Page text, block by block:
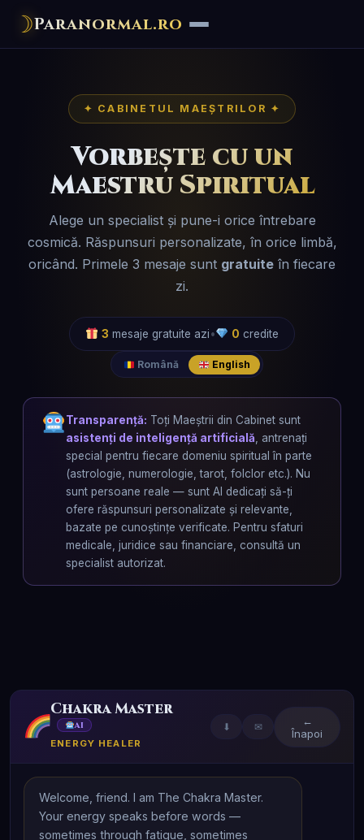
☽Paranormal.ro
✦ CABINETUL MAEȘTRILOR ✦
Vorbește cu un
Maestru Spiritual
Alege un specialist și pune-i orice întrebare
cosmică. Răspunsuri personalizate, în orice limbă,
oricând. Primele 3 mesaje sunt gratuite în fiecare
zi.
3 mesaje gratuite azi• 0 credite
Română English
Transparență: Toți Maeștrii din Cabinet sunt
asistenți de inteligență artificială, antrenați
special pentru fiecare domeniu spiritual în parte
(astrologie, numerologie, tarot, folclor etc.). Nu
sunt persoane reale — sunt AI dedicați să-ți
ofere răspunsuri personalizate și relevante,
bazate pe cunoștințe verificate. Pentru sfaturi
medicale, juridice sau financiare, consultă un
specialist autorizat.
Chakra Master
AI
ENERGY HEALER
⬇ ✉
←
Înapoi
Welcome, friend. I am The Chakra Master.
Your energy speaks before words —
sometimes through fatigue, sometimes